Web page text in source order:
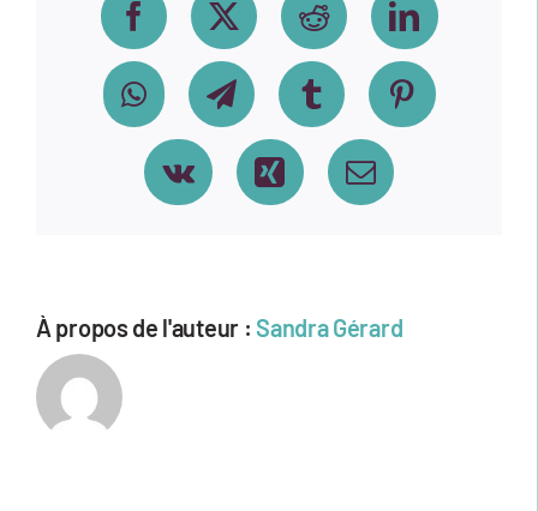
FacebookX Reddit LinkedIn
WhatsAppTelegramTumblr Pinterest
Vk Xing Email
À propos de l'auteur : Sandra Gérard